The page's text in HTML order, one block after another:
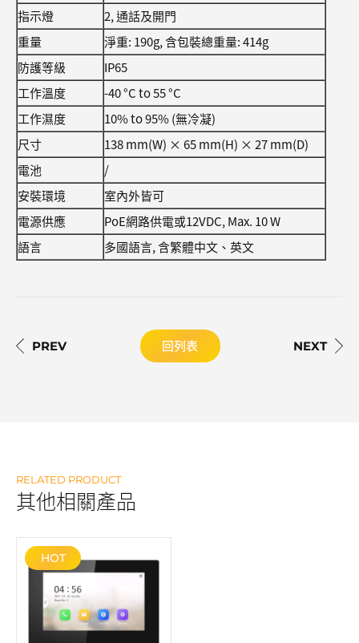
指示燈
2, 通話及開門
重量
淨重: 190g, 含包裝總重量: 414g
防護等級
IP65
工作溫度
-40 °C to 55 °C
工作濕度
10% to 95% (無冷凝)
尺寸
138 mm(W) × 65 mm(H) × 27 mm(D)
電池
/
安裝環境
室內外皆可
電源供應
PoE網路供電或12VDC, Max. 10 W
語言
多國語言, 含繁體中文、英文
回列表
RELATED PRODUCT
其他相關產品
HOT